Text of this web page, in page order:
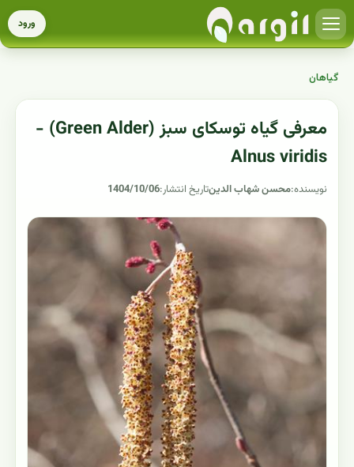
ورود
گیاهان
معرفی گیاه توسکای سبز (Green Alder) -
Alnus viridis
نویسنده:محسن شهاب الدینتاریخ انتشار:1404/10/06